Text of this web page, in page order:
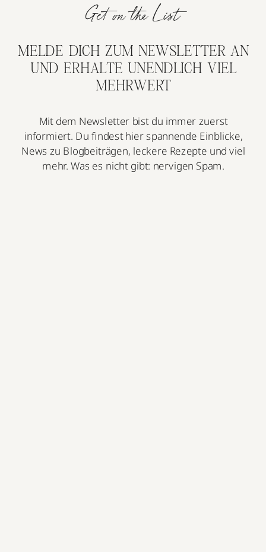
Get on the List
MELDE DICH ZUM NEWSLETTER AN
UND ERHALTE UNENDLICH VIEL
MEHRWERT
Mit dem Newsletter bist du immer zuerst
informiert. Du findest hier spannende Einblicke,
News zu Blogbeiträgen, leckere Rezepte und viel
mehr. Was es nicht gibt: nervigen Spam.